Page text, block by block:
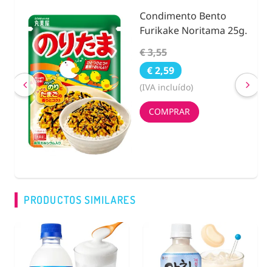
Condimento Bento
Furikake Noritama 25g.
€ 3,55
€ 2,59
(IVA incluído)
COMPRAR
PRODUCTOS SIMILARES